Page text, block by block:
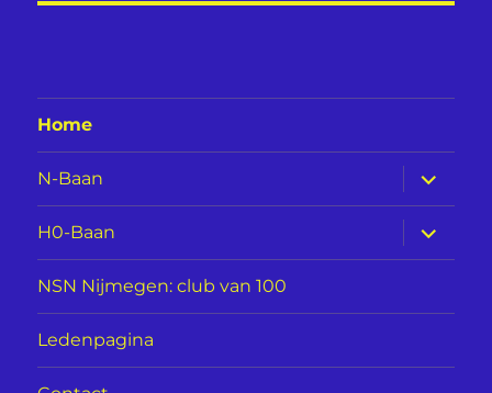
Home
N-Baan
H0-Baan
NSN Nijmegen: club van 100
Ledenpagina